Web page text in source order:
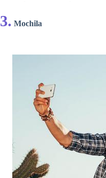
3. Mochila